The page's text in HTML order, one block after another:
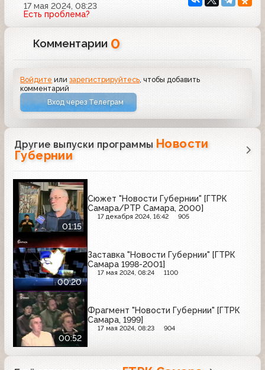
17 мая 2024, 08:23
Есть проблема?
Комментарии 0
Войдите илизарегистрируйтесь , чтобы добавить
комментарий
Вход через Телеграм
Другие выпуски программы Новости
Губернии
01:15
Сюжет "Новости Губернии" [ГТРК
Самара/РТР Самара, 2000]
17 декабря 2024, 16:42 905
00:20
Заставка "Новости Губернии" [ГТРК
Самара 1998-2001]
17 мая 2024, 08:24 1100
00:52
Фрагмент "Новости Губернии" [ГТРК
Самара, 1999]
17 мая 2024, 08:23 904